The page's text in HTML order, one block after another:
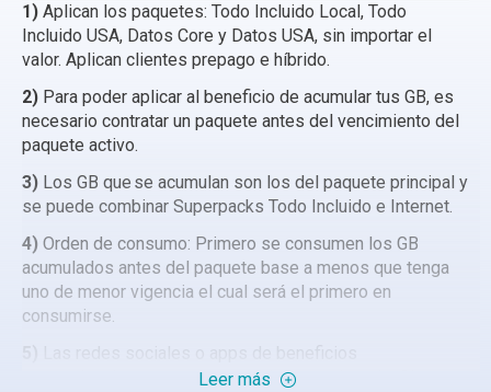
1) Aplican los paquetes: Todo Incluido Local, Todo
Incluido USA, Datos Core y Datos USA, sin importar el
valor. Aplican clientes prepago e híbrido.
2) Para poder aplicar al beneficio de acumular tus GB, es
necesario contratar un paquete antes del vencimiento del
paquete activo.
3) Los GB que se acumulan son los del paquete principal y
se puede combinar Superpacks Todo Incluido e Internet.
4) Orden de consumo: Primero se consumen los GB
acumulados antes del paquete base a menos que tenga
uno de menor vigencia el cual será el primero en
consumirse​.
promocionales no son acumulables, por ejemplo: Claro
Leer más